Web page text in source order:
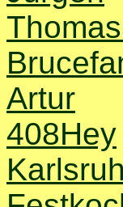
Artur
408Hey